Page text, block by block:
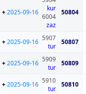
50804
kur
6004
zaz
2025-09-16
+
50807
5907
tur
2025-09-16
+
50809
5909
tur
2025-09-16
+
50810
5910
tur
2025-09-16
+